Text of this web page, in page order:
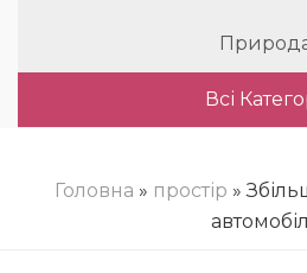
Всі
Головна » простір »